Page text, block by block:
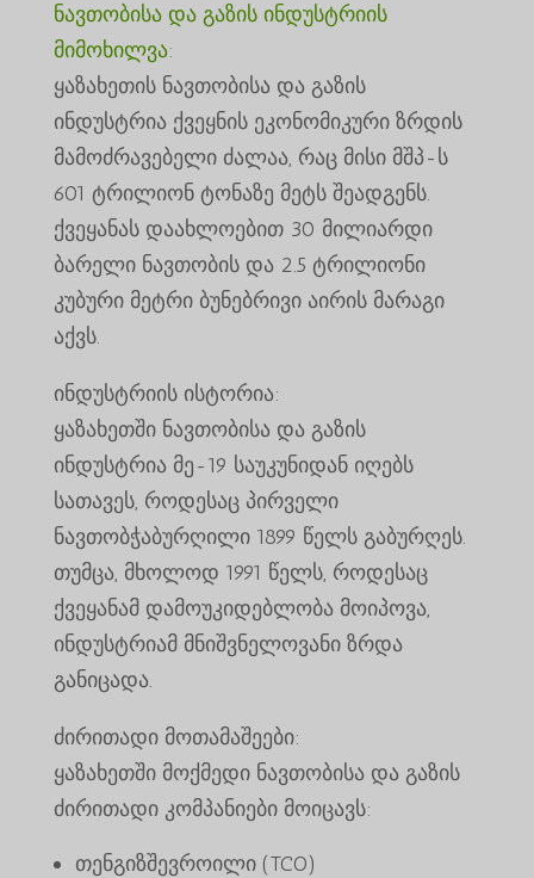
ნავთობისა და გაზის ინდუსტრიის
მიმოხილვა:
ყაზახეთის ნავთობისა და გაზის
ინდუსტრია ქვეყნის ეკონომიკური ზრდის
მამოძრავებელი ძალაა, რაც მისი მშპ-ს
601 ტრილიონ ტონაზე მეტს შეადგენს.
ქვეყანას დაახლოებით 30 მილიარდი
ბარელი ნავთობის და 2.5 ტრილიონი
კუბური მეტრი ბუნებრივი აირის მარაგი
აქვს.
ინდუსტრიის ისტორია:
ყაზახეთში ნავთობისა და გაზის
ინდუსტრია მე-19 საუკუნიდან იღებს
სათავეს, როდესაც პირველი
ნავთობჭაბურღილი 1899 წელს გაბურღეს.
თუმცა, მხოლოდ 1991 წელს, როდესაც
ქვეყანამ დამოუკიდებლობა მოიპოვა,
ინდუსტრიამ მნიშვნელოვანი ზრდა
განიცადა.
ძირითადი მოთამაშეები:
ყაზახეთში მოქმედი ნავთობისა და გაზის
ძირითადი კომპანიები მოიცავს:
თენგიზშევროილი (TCO)